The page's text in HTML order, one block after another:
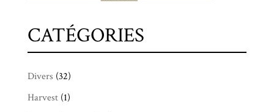
CATÉGORIES
Divers (32)
Harvest(1)